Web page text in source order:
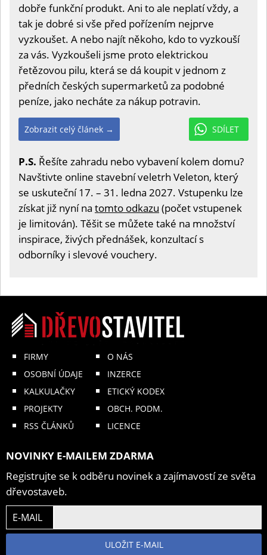
dobře funkční produkt. Ani to ale neplatí vždy, a
tak je dobré si vše před pořízením nejprve
vyzkoušet. A nebo najít někoho, kdo to vyzkouší
za vás. Vyzkoušeli jsme proto elektrickou
řetězovou pilu, která se dá koupit v jednom z
předních českých supermarketů za podobné
peníze, jako necháte za nákup potravin.
SDÍLET
Zobrazit celý článek →
P.S. Řešíte zahradu nebo vybavení kolem domu?
Navštivte online stavební veletrh Veleton, který
se uskuteční 17. – 31. ledna 2027. Vstupenku lze
získat již nyní na tomto odkazu (počet vstupenek
je limitován). Těšit se můžete také na množství
inspirace, živých přednášek, konzultací s
odborníky i slevové vouchery.
FIRMY
OSOBNÍ ÚDAJE
KALKULAČKY
PROJEKTY
RSS ČLÁNKŮ
O NÁS
INZERCE
ETICKÝ KODEX
OBCH. PODM.
LICENCE
NOVINKY E-MAILEM ZDARMA
Registrujte se k odběru novinek a zajímavostí ze světa
dřevostaveb.
E-MAIL
ULOŽIT E-MAIL